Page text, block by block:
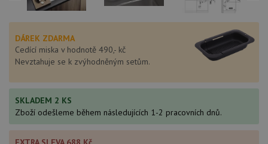
DÁREK ZDARMA
Cedící miska v hodnotě 490,- kč
Nevztahuje se k zvýhodněným setům.
SKLADEM 2 KS
Zboží odešleme během následujících 1-2 pracovních dnů.